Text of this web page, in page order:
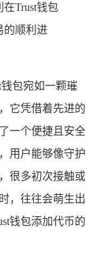
Trust钱包
的顺利进
包宛如一颗璀
它凭借着先进的
一个便捷且安全
用户能够像守护
很多初次接触或
，往往会萌生出
钱包添加代币的